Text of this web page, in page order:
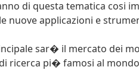
di questa tematica cosi
nuove applicazioni e
sar� il mercato dei
ricerca pi� famosi al